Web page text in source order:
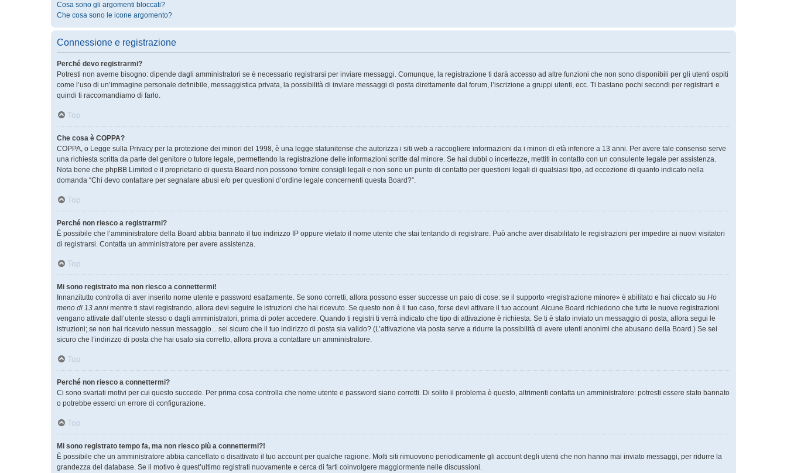
Cosa sono gli argomenti bloccati?
Che cosa sono le icone argomento?
Connessione e registrazione
Perché devo registrarmi?
Potresti non averne bisogno: dipende dagli amministratori se è necessario registrarsi per inviare messaggi. Comunque, la registrazione ti darà accesso ad altre funzioni che non sono disponibili per gli utenti ospiti
come l’uso di un’immagine personale definibile, messaggistica privata, la possibilità di inviare messaggi di posta direttamente dal forum, l’iscrizione a gruppi utenti, ecc. Ti bastano pochi secondi per registrarti e
quindi ti raccomandiamo di farlo.
Top
Che cosa è COPPA?
COPPA, o Legge sulla Privacy per la protezione dei minori del 1998, è una legge statunitense che autorizza i siti web a raccogliere informazioni da i minori di età inferiore a 13 anni. Per avere tale consenso serve
una richiesta scritta da parte del genitore o tutore legale, permettendo la registrazione delle informazioni scritte dal minore. Se hai dubbi o incertezze, mettiti in contatto con un consulente legale per assistenza.
Nota bene che phpBB Limited e il proprietario di questa Board non possono fornire consigli legali e non sono un punto di contatto per questioni legali di qualsiasi tipo, ad eccezione di quanto indicato nella
domanda “Chi devo contattare per segnalare abusi e/o per questioni d’ordine legale concernenti questa Board?”.
Top
Perché non riesco a registrarmi?
È possibile che l’amministratore della Board abbia bannato il tuo indirizzo IP oppure vietato il nome utente che stai tentando di registrare. Può anche aver disabilitato le registrazioni per impedire ai nuovi visitatori
di registrarsi. Contatta un amministratore per avere assistenza.
Top
Mi sono registrato ma non riesco a connettermi!
Innanzitutto controlla di aver inserito nome utente e password esattamente. Se sono corretti, allora possono esser successe un paio di cose: se il supporto «registrazione minore» è abilitato e hai cliccato su Ho
meno di 13 anni mentre ti stavi registrando, allora devi seguire le istruzioni che hai ricevuto. Se questo non è il tuo caso, forse devi attivare il tuo account. Alcune Board richiedono che tutte le nuove registrazioni
vengano attivate dall’utente stesso o dagli amministratori, prima di poter accedere. Quando ti registri ti verrà indicato che tipo di attivazione è richiesta. Se ti è stato inviato un messaggio di posta, allora segui le
istruzioni; se non hai ricevuto nessun messaggio... sei sicuro che il tuo indirizzo di posta sia valido? (L’attivazione via posta serve a ridurre la possibilità di avere utenti anonimi che abusano della Board.) Se sei
sicuro che l’indirizzo di posta che hai usato sia corretto, allora prova a contattare un amministratore.
Top
Perché non riesco a connettermi?
Ci sono svariati motivi per cui questo succede. Per prima cosa controlla che nome utente e password siano corretti. Di solito il problema è questo, altrimenti contatta un amministratore: potresti essere stato bannato
o potrebbe esserci un errore di configurazione.
Top
Mi sono registrato tempo fa, ma non riesco più a connettermi?!
È possibile che un amministratore abbia cancellato o disattivato il tuo account per qualche ragione. Molti siti rimuovono periodicamente gli account degli utenti che non hanno mai inviato messaggi, per ridurre la
grandezza del database. Se il motivo è quest’ultimo registrati nuovamente e cerca di farti coinvolgere maggiormente nelle discussioni.